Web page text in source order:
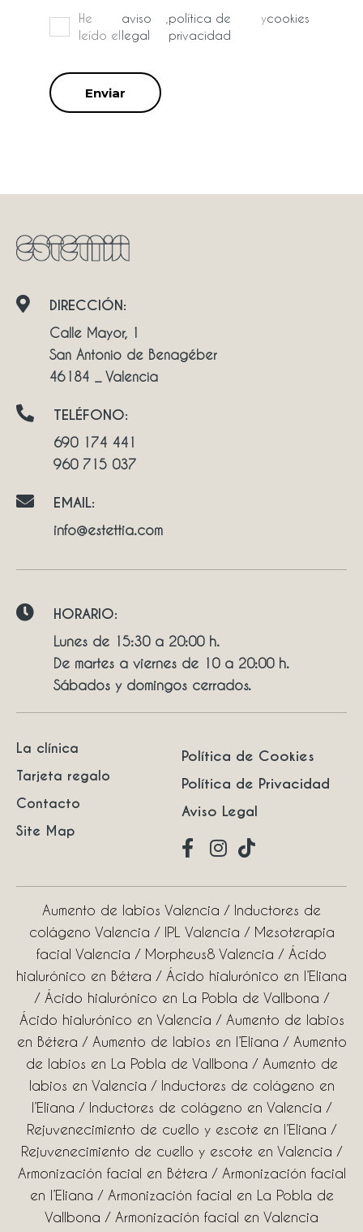
He
leído el
aviso
legal
política de
privacidad
ycookies
DIRECCIÓN:
Calle Mayor, 1
San Antonio de Benagéber
46184 _ Valencia
TELÉFONO:
690 174 441
960 715 037
EMAIL:
info@estettia.com
HORARIO:
Lunes de 15:30 a 20:00 h.
De martes a viernes de 10 a 20:00 h.
Sábados y domingos cerrados.
La clínica
Tarjeta regalo
Contacto
Site Map
Política de Cookies
Política de Privacidad
Aviso Legal
Aumento de labios Valencia / Inductores de
colágeno Valencia / IPL Valencia / Mesoterapia
facial Valencia / Morpheus8 Valencia / Ácido
hialurónico en Bétera / Ácido hialurónico en l’Eliana
/ Ácido hialurónico en La Pobla de Vallbona /
Ácido hialurónico en Valencia / Aumento de labios
en Bétera / Aumento de labios en l’Eliana / Aumento
de labios en La Pobla de Vallbona / Aumento de
labios en Valencia / Inductores de colágeno en
l’Eliana / Inductores de colágeno en Valencia /
Rejuvenecimiento de cuello y escote en l’Eliana /
Rejuvenecimiento de cuello y escote en Valencia /
Armonización facial en Bétera / Armonización facial
en l’Eliana / Armonización facial en La Pobla de
Vallbona / Armonización facial en Valencia